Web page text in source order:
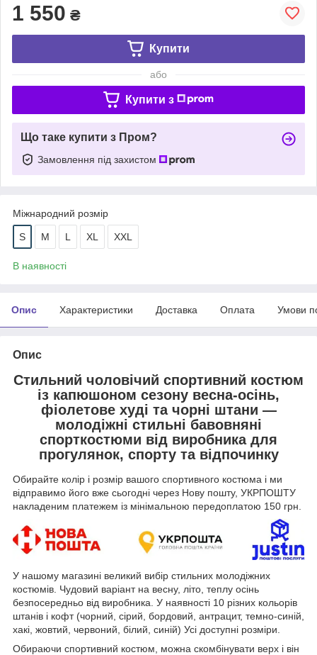
1 550 ₴
Купити
або
Купити з
Що таке купити з Пром?
Замовлення під захистом
Міжнародний розмір
S M L XL XXL
В наявності
Опис Характеристики Доставка Оплата Умови
Опис
Стильний чоловічий спортивний костюм
із капюшоном сезону весна-осінь,
фіолетове худі та чорні штани —
молодіжні стильні бавовняні
спорткостюми від виробника для
прогулянок, спорту та відпочинку
Обирайте колір і розмір вашого спортивного костюма і ми
відправимо його вже сьогодні через Нову пошту, УКРПОШТУ
накладеним платежем із мінімальною передоплатою 150 грн.
У нашому магазині великий вибір стильних молодіжних
костюмів. Чудовий варіант на весну, літо, теплу осінь
безпосередньо від виробника. У наявності 10 різних кольорів
штанів і кофт (чорний, сірий, бордовий, антрацит, темно-синій,
хакі, жовтий, червоний, білий, синій) Усі доступні розміри.
Обираючи спортивний костюм, можна скомбінувати верх і він